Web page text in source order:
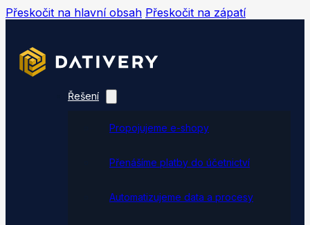
Přeskočit na hlavní obsah Přeskočit na zápatí
Řešení
Propojujeme e-shopy
Přenášíme platby do účetnictví
Automatizujeme data a procesy